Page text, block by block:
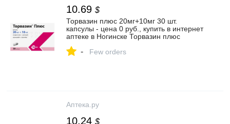
10.69 $
Торвазин плюс 20мг+10мг 30 шт.
капсулы - цена 0 руб., купить в интернет
аптеке в Ногинске Торвазин плюс
применению
- Few orders
Аптека.ру
10.24 $